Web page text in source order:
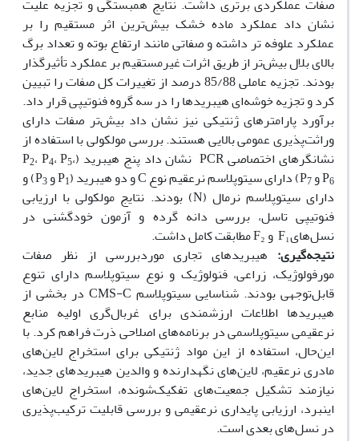
صفات عملکردی برتری داشت. نتایج همبستگی و تجزیه علیت
نشان داد عملکرد ماده خشک بیش‌ترین اثر مستقیم را بر
عملکرد علوفه تر داشته و صفاتی مانند ارتفاع بوته و تعداد برگ
بالای بلال بیش‌تر از طریق اثرات غیرمستقیم بر عملکرد تأثیرگذار
بودند. تجزیه عاملی 85/88 درصد از تغییرات کل صفات را تبیین
کرد و تجزیه خوشه‌ای هیبریدها را در سه گروه فنوتیپی قرار داد.
برآورد پارامترهای ژنتیکی نیز نشان داد بیش‌تر صفات دارای
وراثت‌پذیری عمومی بالایی هستند. بررسی مولکولی با استفاده از
نشانگرهای اختصاصی PCR نشان داد پنج هیبرید (P
2، P4، P5،
P6 و P7 ) دارای سیتوپلاسم نرعقیم نوع C و دو هیبرید (P 1 و P3 ) و
دارای سیتوپلاسم نرمال (N) بودند. نتایج مولکولی با ارزیابی
فنوتیپی تاسل، بررسی دانه گرده و آزمون خودگشنی در
نسل‌هایF₁ و F₂ مطابقت کامل داشت.
نتیجه‌گیری: هیبریدهای تجاری موردبررسی از نظر صفات
مورفولوژیک، زراعی، فنولوژیک و نوع سیتوپلاسم دارای تنوع
قابل‌توجهی بودند. شناسایی سیتوپلاسم CMS-C در بخشی از
هیبریدها اطلاعات ارزشمندی برای غربال‌گری اولیه منابع
نرعقیمی سیتوپلاسمی در برنامه‌های اصلاحی ذرت فراهم کرد. با
این‌حال، استفاده از این مواد ژنتیکی برای استخراج لاین‌های
مادری نرعقیم، لاین‌های نگهدارنده و والدین هیبریدهای جدید،
نیازمند تشکیل جمعیت‌های تفکیک‌شونده، استخراج لاین‌های
اینبرد، ارزیابی پایداری نرعقیمی و بررسی قابلیت ترکیب‌پذیری
در نسل‌های بعدی است.